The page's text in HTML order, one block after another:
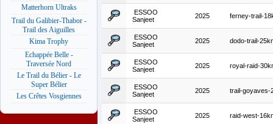
Matterhorn Ultraks
Trail du Galibier-Thabor -
Trail des Aiguilles
Kima Trophy
Echappée Belle -
Traversée Nord
Le Trail du Bélier - Le
Super Bélier
Les Crêtes Vosgiennes
ESSOO
Sanjeet
2025 ferney-trail-
ESSOO
Sanjeet
2025 dodo-trail-
ESSOO
Sanjeet
2025 royal-raid-
ESSOO
Sanjeet
2025 trail-goyaves-
ESSOO
Sanjeet
2025 raid-west-